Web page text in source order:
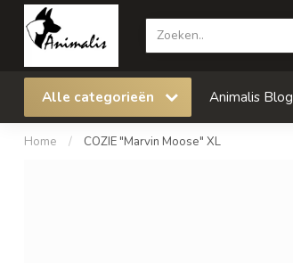
Alle categorieën Animalis Blog
Home / COZIE "Marvin Moose" XL